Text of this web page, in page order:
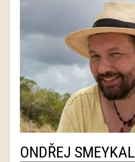
ONDŘEJ SMEYKAL